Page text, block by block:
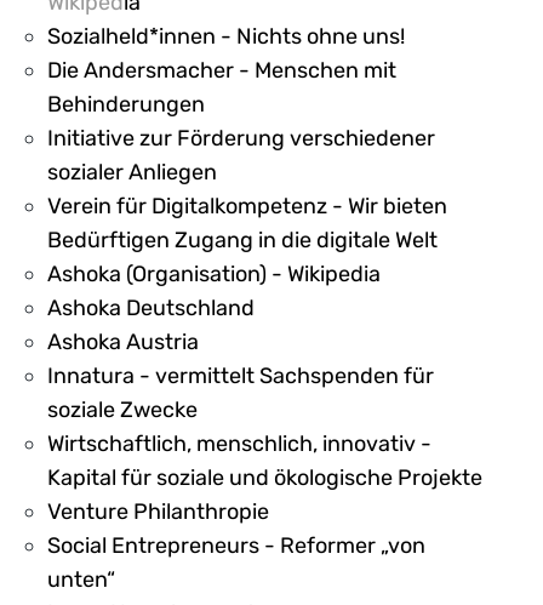
Sozialheld*innen - Nichts ohne uns!
Die Andersmacher - Menschen mit
Behinderungen
Initiative zur Förderung verschiedener
sozialer Anliegen
Verein für Digitalkompetenz - Wir bieten
Bedürftigen Zugang in die digitale Welt
Ashoka (Organisation) - Wikipedia
Ashoka Deutschland
Ashoka Austria
Innatura - vermittelt Sachspenden für
soziale Zwecke
Wirtschaftlich, menschlich, innovativ -
Kapital für soziale und ökologische Projekte
Venture Philanthropie
Social Entrepreneurs - Reformer „von
unten“